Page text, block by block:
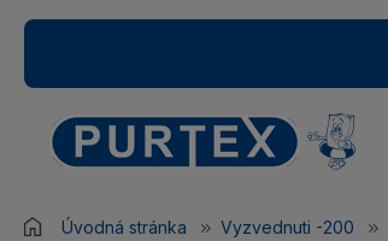
Úvodná stránka Vyzvednuti -200